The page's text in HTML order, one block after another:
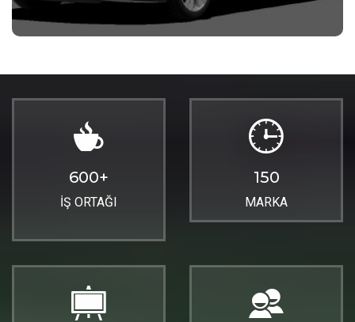
600+
İŞ ORTAĞI
150
MARKA